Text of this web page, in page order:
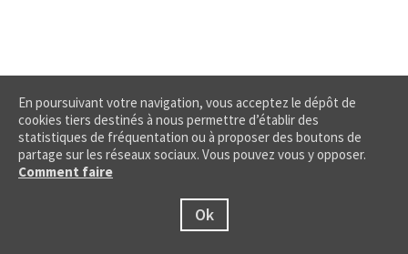
En poursuivant votre navigation, vous acceptez le dépôt de
cookies tiers destinés à nous permettre d’établir des
statistiques de fréquentation ou à proposer des boutons de
partage sur les réseaux sociaux. Vous pouvez vous y opposer.
Comment faire
Ok